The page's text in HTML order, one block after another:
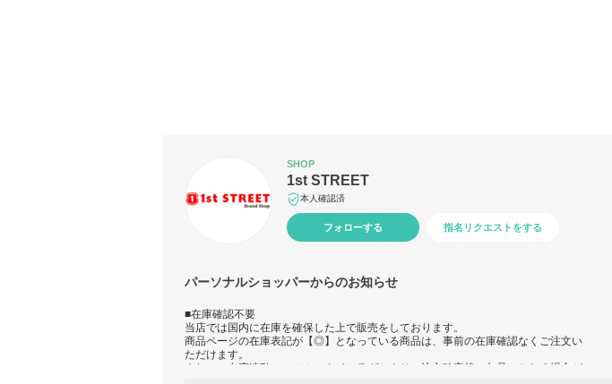
SHOP
1st STREET
本人確認済
フォローする 指名リクエストをする
パーソナルショッパーからのお知らせ
■在庫確認不要
当店では国内に在庫を確保した上で販売をしております。
商品ページの在庫表記が【◎】となっている商品は、事前の在庫確認なくご注文い
ただけます。
まれに、在庫連動システムのタイムラグにより、注文確定後に欠品のとなる場合が